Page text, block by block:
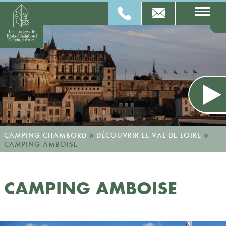
CAMPING CHAMBORD » DÉCOUVRIR LE VAL DE LOIRE »
CAMPING AMBOISE
CAMPING AMBOISE